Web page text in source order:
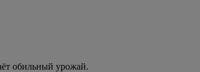
обильный урожай.